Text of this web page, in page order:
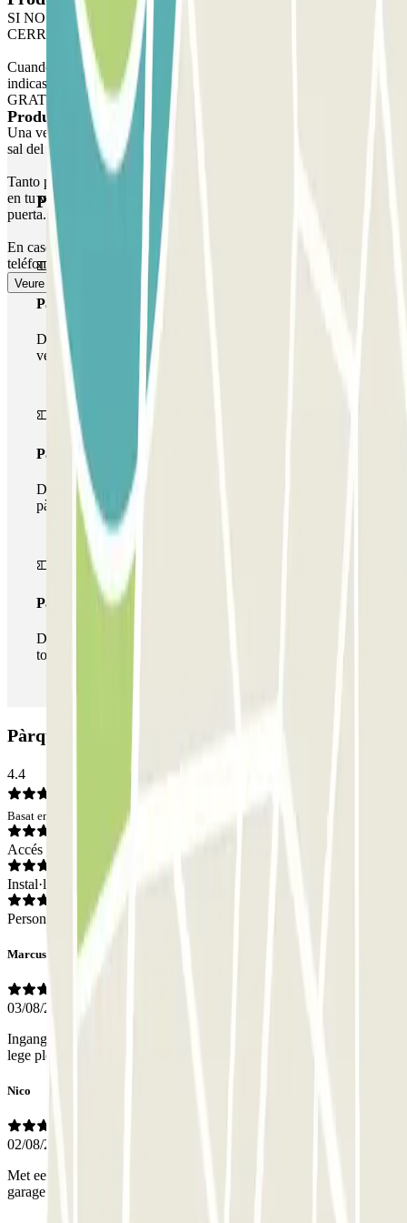
SI NO HAY PERSONAL EN EL PARKING Y ESTÁ
CERRADO:
Cuando llegues al aparcamiento, utiliza el mismo teléfono que
indicaste en la reserva y haz la llamada desde éste de modo
GRATUITO. La puerta se abrirá automáticamente para darte paso.
Una vez dentro, aparca en la planta 2, plazas NO RESERVADAS y
sal del aparcamiento por la puerta peatonal.
Tanto para entrar al aparcamiento a pie o en coche como para salir
en tu vehículo, deberás llamar al teléfono indicado de apertura de
puerta.
En caso de problemas con la apertura de la puerta, por favor llama al
teléfono +34 930121280
Veure més
Productes de Parclick
Productes de Parclick
Passi simple
Durant la teva estada podràs entrar i sortir una única
vegada al pàrquing
Passi multipàrquing
Durant la teva estada podràs fer ús de tota la xarxa de
pàrquings d'aquest operador disponibles a Parclick.
Passi il·limitat
Durant la teva estada podràs entrar i sortir del pàrquing
totes les vegades que vulguis.
Pàrquing NN Valencia: Opinions
4.4
Basat en 869 opinions
Accés
Instal·lacions
Personal
Marcus
03/08/2026
Ingang aan 2 kanten. De plekken zijn klein, maar er zijn voldoende
lege plekken.
Nico
02/08/2026
Met een lage sportauto even de onderkant meenemen bij inrijden
garage. Verder geweldige garage en lokatie!